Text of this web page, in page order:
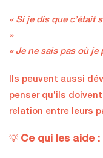
« Si je dis que c’était
»
« Je ne sais pas où je
Ils peuvent aussi
penser qu’ils
relation entre leurs
💡 Ce qui les aide :